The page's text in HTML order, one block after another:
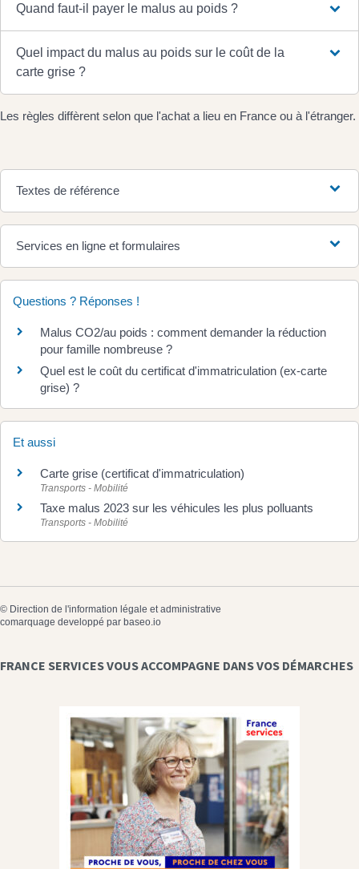
Quand faut-il payer le malus au poids ?
Quel impact du malus au poids sur le coût de la
carte grise ?
Les règles diffèrent selon que l'achat a lieu en France ou à l'étranger.
Textes de référence
Services en ligne et formulaires
Questions ? Réponses !
Malus CO2/au poids : comment demander la réduction
pour famille nombreuse ?
Quel est le coût du certificat d'immatriculation (ex-carte
grise) ?
Et aussi
Carte grise (certificat d'immatriculation)
Transports - Mobilité
Taxe malus 2023 sur les véhicules les plus polluants
Transports - Mobilité
© Direction de l'information légale et administrative
comarquage developpé par baseo.io
FRANCE SERVICES VOUS ACCOMPAGNE DANS VOS DÉMARCHES